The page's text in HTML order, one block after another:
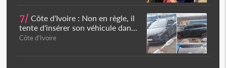
7/ Côte d'Ivoire : Non en règle, il
tente d'insérer son véhicule dan...
Côte d'Ivoire